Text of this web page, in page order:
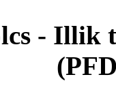
- Illik